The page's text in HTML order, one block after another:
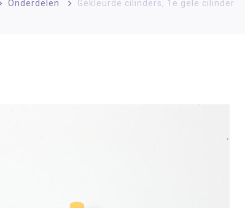
Onderdelen > Gekleurde cilinders, 1e gele cilinder